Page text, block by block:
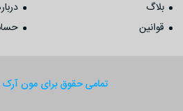
بلاگ
قوانین
تمامی حقوق برای مون